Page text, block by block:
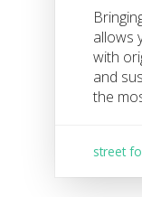
allows
with
and
the
street